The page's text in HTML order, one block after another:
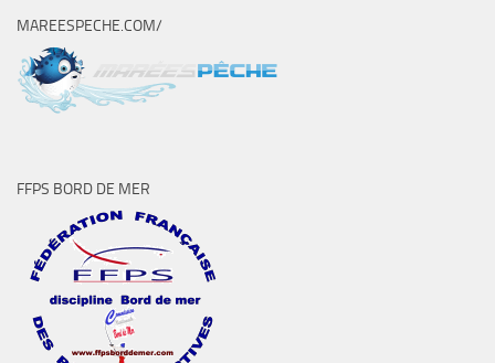
MAREESPECHE.COM/
FFPS BORD DE MER